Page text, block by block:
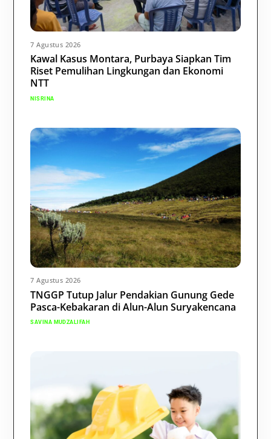
7 Agustus 2026
Kawal Kasus Montara, Purbaya Siapkan Tim
Riset Pemulihan Lingkungan dan Ekonomi
NTT
NISRINA
7 Agustus 2026
TNGGP Tutup Jalur Pendakian Gunung Gede
Pasca-Kebakaran di Alun-Alun Suryakencana
SAVINA MUDZALIFAH